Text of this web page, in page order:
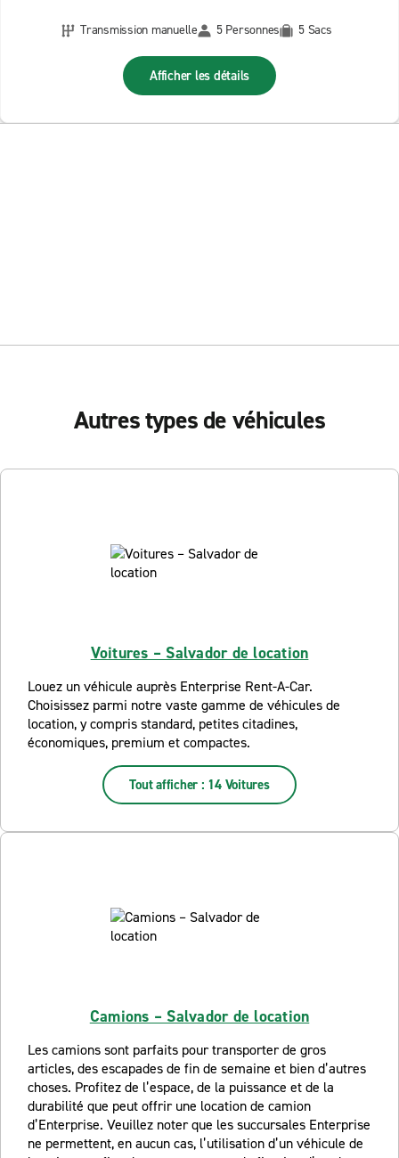
Transmission manuelle
5 Personnes 5 Sacs
Afficher les détails
Autres types de véhicules
Voitures – Salvador de location
Louez un véhicule auprès Enterprise Rent-A-Car.
Choisissez parmi notre vaste gamme de véhicules de
location, y compris standard, petites citadines,
économiques, premium et compactes.
Tout afficher : 14 Voitures
Camions – Salvador de location
Les camions sont parfaits pour transporter de gros
articles, des escapades de fin de semaine et bien d’autres
choses. Profitez de l’espace, de la puissance et de la
durabilité que peut offrir une location de camion
d’Enterprise. Veuillez noter que les succursales Enterprise
ne permettent, en aucun cas, l’utilisation d’un véhicule de